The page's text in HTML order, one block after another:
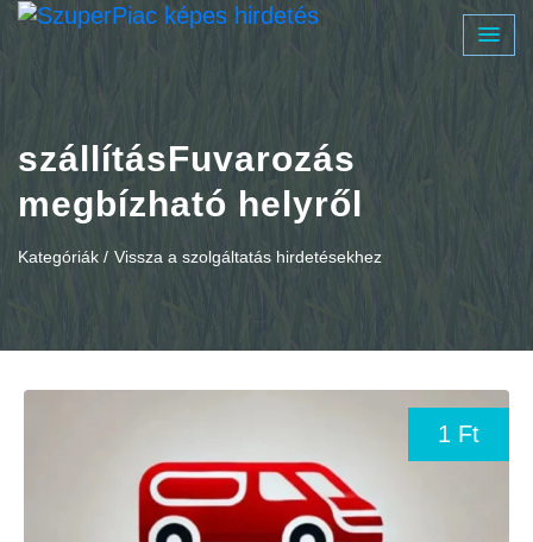
szállításFuvarozás
megbízható helyről
Kategóriák / Vissza a szolgáltatás hirdetésekhez
1 Ft